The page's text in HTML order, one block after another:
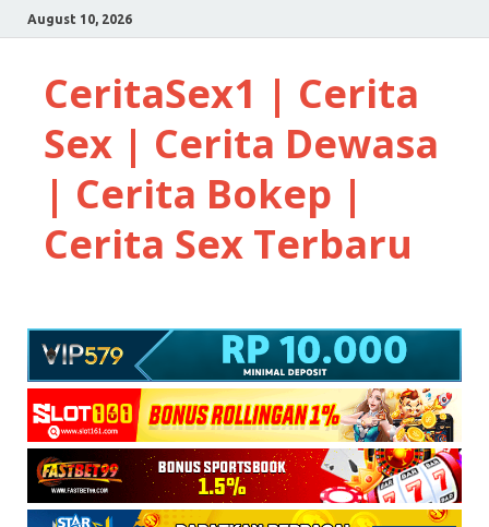
August 10, 2026
CeritaSex1 | Cerita
Sex | Cerita Dewasa
| Cerita Bokep |
Cerita Sex Terbaru